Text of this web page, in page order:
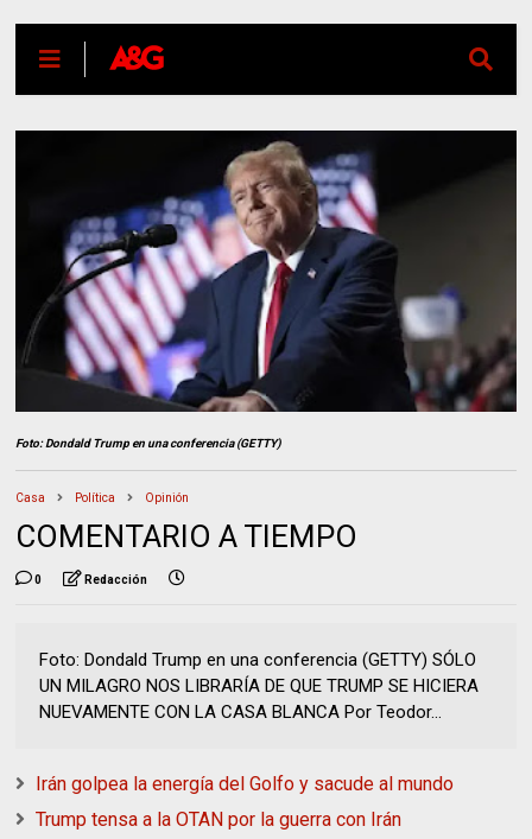
Foto: Dondald Trump en una conferencia (GETTY)
Casa Política Opinión
COMENTARIO A TIEMPO
0 Redacción
Foto: Dondald Trump en una conferencia (GETTY) SÓLO
UN MILAGRO NOS LIBRARÍA DE QUE TRUMP SE HICIERA
NUEVAMENTE CON LA CASA BLANCA Por Teodor...
Irán golpea la energía del Golfo y sacude al mundo
Trump tensa a la OTAN por la guerra con Irán